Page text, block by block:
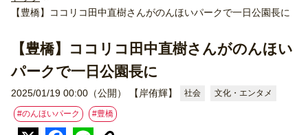
【豊橋】ココリコ田中直樹さんがのんほいパークで一日公園長に
【豊橋】ココリコ田中直樹さんがのんほい
パークで一日公園長に
2025/01/19 00:00（公開） 【岸侑輝】 社会 文化・エンタメ
#のんほいパーク #豊橋